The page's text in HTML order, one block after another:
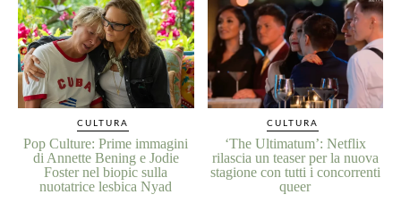
CULTURA
Pop Culture: Prime immagini
di Annette Bening e Jodie
Foster nel biopic sulla
nuotatrice lesbica Nyad
CULTURA
‘The Ultimatum’: Netflix
rilascia un teaser per la nuova
stagione con tutti i concorrenti
queer